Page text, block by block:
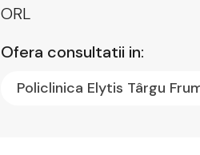
ORL
Ofera consultatii in:
Policlinica Elytis Târgu